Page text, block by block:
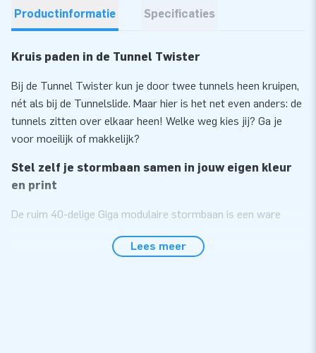
Productinformatie Specificaties
Kruis paden in de Tunnel Twister
Bij de Tunnel Twister kun je door twee tunnels heen kruipen,
nét als bij de Tunnelslide. Maar hier is het net even anders: de
tunnels zitten over elkaar heen! Welke weg kies jij? Ga je
voor moeilijk of makkelijk?
Stel zelf je stormbaan samen in jouw eigen kleur
en print
De ruim 40-delige Giga modulaire stormbaan is een ware
de standaard stormbaan zodat je met z’n allen tegelijk de
Lees meer